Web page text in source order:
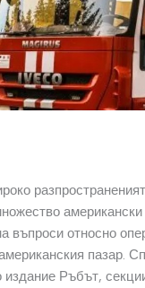
американски
въпроси относно
пазар.
издание Ръбът,